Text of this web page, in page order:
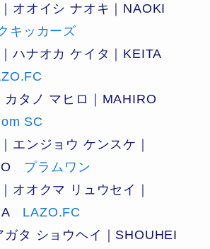
オオイシ ナオキ｜NAOKI
キッカーズ
ハナオカ ケイタ｜KEITA
タノ マヒロ｜MAHIRO
SC
ンジョウ ケンスケ｜
プラムワン
オクマ リュウセイ｜
LAZO.FC
タ ショウヘイ｜SHOUHEI